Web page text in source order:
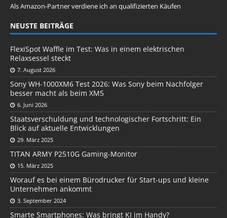
Als Amazon-Partner verdiene ich an qualifizierten Käufen
NEUSTE BEITRÄGE
FlexiSpot Waffle im Test: Was in einem elektrischen
Relaxsessel steckt
7. August 2026
Sony WH-1000XM6 Test 2026: Was Sony beim Nachfolger
besser macht als beim XM5
6. Juni 2026
Staatsverschuldung und technologischer Fortschritt: Ein
Blick auf aktuelle Entwicklungen
29. März 2025
TITAN ARMY P2510G Gaming-Monitor
15. März 2025
Worauf es bei einem Bürodrucker für Start-ups und kleine
Unternehmen ankommt
3. September 2024
Smarte Smartphones: Was bringt KI im Handy?